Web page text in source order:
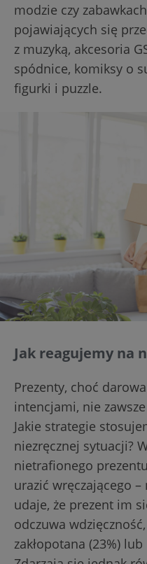
modzie czy
pojawiających się
z muzyką, akcesoria
spódnice, komiksy o
figurki i puzzle.
Jak reagujemy na
Prezenty, choć
intencjami, nie
Jakie strategie
niezręcznej sytuacji?
nietrafionego
urazić wręczającego –
udaje, że prezent im
odczuwa
zakłopotana (23%)